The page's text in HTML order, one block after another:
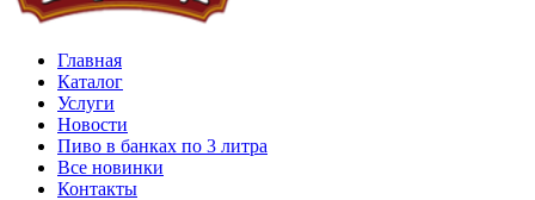
Главная
Каталог
Услуги
Новости
Пиво в банках по 3 литра
Все новинки
Контакты